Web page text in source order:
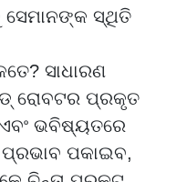
ସେମାନଙ୍କ ସ୍ଥିତି
ସାଧାରଣ
ରୋବଟର ପ୍ରକୃତ
ଭବିଷ୍ୟତରେ
ପକାଇବ,